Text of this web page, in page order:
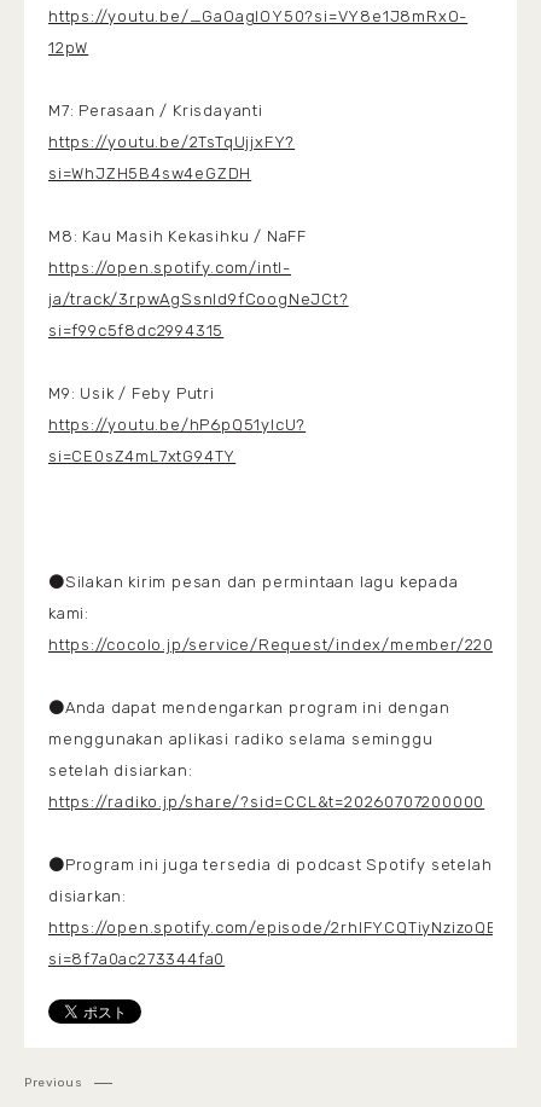
https://youtu.be/_GaOagIOY50?si=VY8e1J8mRxO-
12pW
M7: Perasaan / Krisdayanti
https://youtu.be/2TsTqUjjxFY?
si=WhJZH5B4sw4eGZDH
M8: Kau Masih Kekasihku / NaFF
https://open.spotify.com/intl-
ja/track/3rpwAgSsnId9fCoogNeJCt?
si=f99c5f8dc2994315
M9: Usik / Feby Putri
https://youtu.be/hP6pQ51yIcU?
si=CE0sZ4mL7xtG94TY
●Silakan kirim pesan dan permintaan lagu kepada
kami:
https://cocolo.jp/service/Request/index/member/2200
●Anda dapat mendengarkan program ini dengan
menggunakan aplikasi radiko selama seminggu
setelah disiarkan:
https://radiko.jp/share/?sid=CCL&t=20260707200000
●Program ini juga tersedia di podcast Spotify setelah
disiarkan:
https://open.spotify.com/episode/2rhIFYCQTiyNzizoQERfts?
si=8f7a0ac273344fa0
Previous